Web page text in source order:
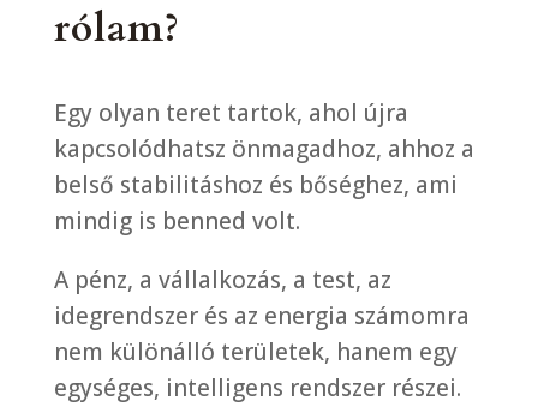
rólam?
Egy olyan teret tartok, ahol újra
kapcsolódhatsz önmagadhoz, ahhoz a
belső stabilitáshoz és bőséghez, ami
mindig is benned volt.
A pénz, a vállalkozás, a test, az
idegrendszer és az energia számomra
nem különálló területek, hanem egy
egységes, intelligens rendszer részei.